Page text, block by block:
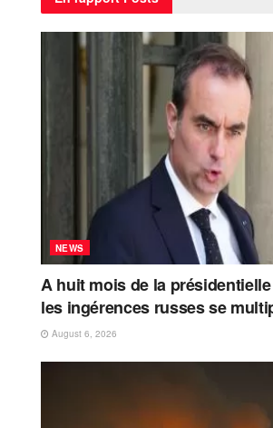
NEWS
A huit mois de la
les ingérences russes se
August 6, 2026